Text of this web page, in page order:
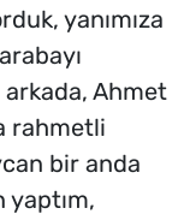
yanımıza
Ahmet
rahmetli
bir anda
yaptım,